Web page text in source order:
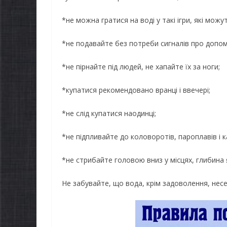
*не можна гратися на воді у такі ігри, які
*не подавайте без потреби сигналів про
*не пірнайте під людей, не хапайте їх за ноги;
*купатися рекомендовано вранці i ввечері;
*не слід купатися наодинці;
*не підпливайте до коловоротів, пароплавів i
*не стрибайте головою вниз у місцях, глибина
Не забувайте, що вода, крім задоволення,
НОВИНИ